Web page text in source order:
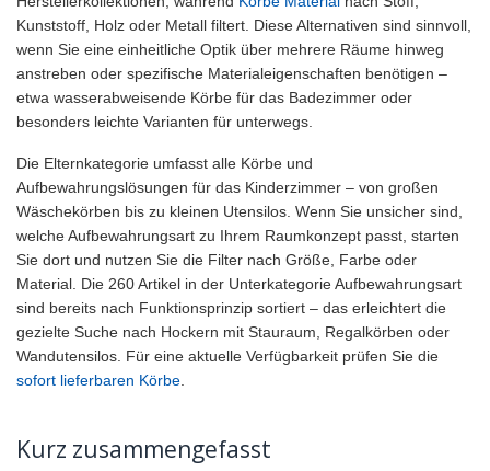
Kunststoff, Holz oder Metall filtert. Diese Alternativen sind sinnvoll,
wenn Sie eine einheitliche Optik über mehrere Räume hinweg
anstreben oder spezifische Materialeigenschaften benötigen –
etwa wasserabweisende Körbe für das Badezimmer oder
besonders leichte Varianten für unterwegs.
Die Elternkategorie umfasst alle Körbe und
Aufbewahrungslösungen für das Kinderzimmer – von großen
Wäschekörben bis zu kleinen Utensilos. Wenn Sie unsicher sind,
welche Aufbewahrungsart zu Ihrem Raumkonzept passt, starten
Sie dort und nutzen Sie die Filter nach Größe, Farbe oder
Material. Die 260 Artikel in der Unterkategorie Aufbewahrungsart
sind bereits nach Funktionsprinzip sortiert – das erleichtert die
gezielte Suche nach Hockern mit Stauraum, Regalkörben oder
Wandutensilos. Für eine aktuelle Verfügbarkeit prüfen Sie die
sofort lieferbaren Körbe.
Kurz zusammengefasst